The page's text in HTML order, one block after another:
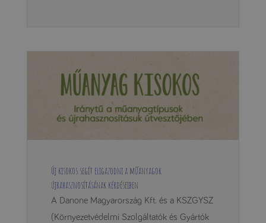
Új kisokos segít eligazodni a műanyagok
újrahasznosításának kérdéseiben
A Danone Magyarország Kft. és a KSZGYSZ
(Környezetvédelmi Szolgáltatók és Gyártók